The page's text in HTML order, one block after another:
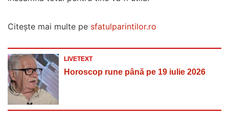
Citeşte mai multe pe sfatulparintilor.ro
LIVETEXT
Horoscop rune până pe 19 iulie 2026